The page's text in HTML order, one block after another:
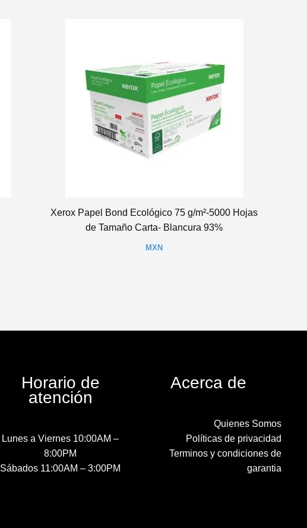
Xerox Papel Bond Ecológico 75 g/m²-5000 Hojas
de Tamaño Carta- Blancura 93%
MXN
Horario de
atención
Lunes a Viernes 10:00AM –
8:00PM
Sábados 11:00AM – 3:00PM
Acerca de
Quienes Somos
Políticas de privacidad
Terminos y condiciones de
garantia